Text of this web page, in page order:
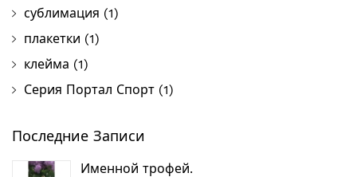
сублимация (1)
плакетки (1)
клейма (1)
Серия Портал Спорт (1)
Последние Записи
Именной трофей.